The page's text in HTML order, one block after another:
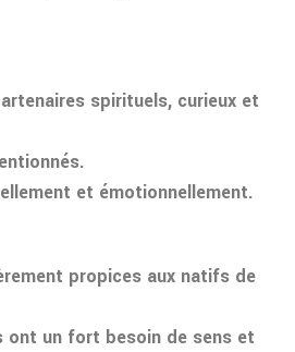
spirituels, curieux et
et émotionnellement.
propices aux natifs de
ont un fort besoin de sens et